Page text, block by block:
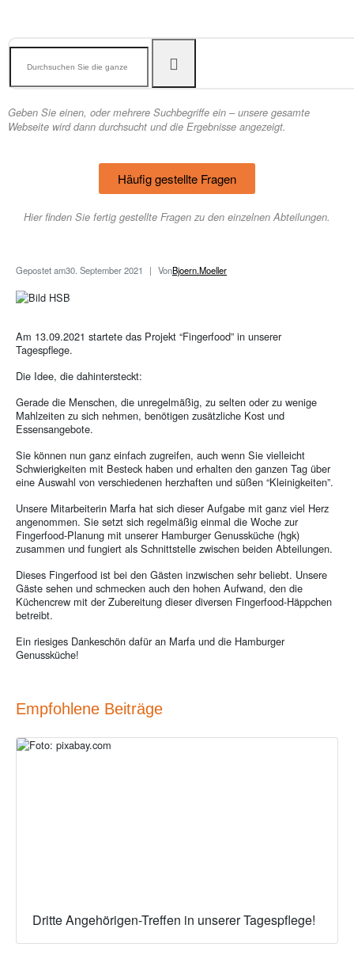
Geben Sie einen, oder mehrere Suchbegriffe ein – unsere gesamte
Webseite wird dann durchsucht und die Ergebnisse angezeigt.
Häufig gestellte Fragen
Hier finden Sie fertig gestellte Fragen zu den einzelnen Abteilungen.
Gepostet am30. September 2021 VonBjoern.Moeller
Am 13.09.2021 startete das Projekt “Fingerfood” in unserer
Tagespflege.
Die Idee, die dahintersteckt:
Gerade die Menschen, die unregelmäßig, zu selten oder zu wenige
Mahlzeiten zu sich nehmen, benötigen zusätzliche Kost und
Essensangebote.
Sie können nun ganz einfach zugreifen, auch wenn Sie vielleicht
Schwierigkeiten mit Besteck haben und erhalten den ganzen Tag über
eine Auswahl von verschiedenen herzhaften und süßen “Kleinigkeiten”.
Unsere Mitarbeiterin Marfa hat sich dieser Aufgabe mit ganz viel Herz
angenommen. Sie setzt sich regelmäßig einmal die Woche zur
Fingerfood-Planung mit unserer Hamburger Genussküche (hgk)
zusammen und fungiert als Schnittstelle zwischen beiden Abteilungen.
Dieses Fingerfood ist bei den Gästen inzwischen sehr beliebt. Unsere
Gäste sehen und schmecken auch den hohen Aufwand, den die
Küchencrew mit der Zubereitung dieser diversen Fingerfood-Häppchen
betreibt.
Ein riesiges Dankeschön dafür an Marfa und die Hamburger
Genussküche!
Empfohlene Beiträge
Dritte Angehörigen-Treffen in unserer Tagespflege!